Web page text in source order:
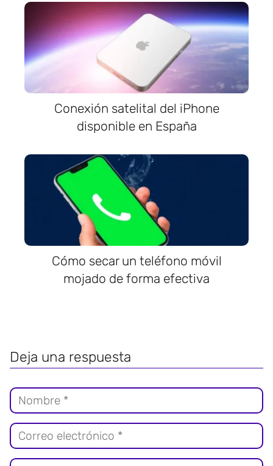
Conexión satelital del iPhone
disponible en España
Cómo secar un teléfono móvil
mojado de forma efectiva
Deja una respuesta